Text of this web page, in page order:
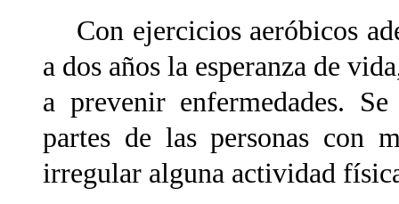
Con ejercicios aeróbicos
a dos años la esperanza de
a prevenir enfermedades.
partes de las personas con
irregular alguna actividad